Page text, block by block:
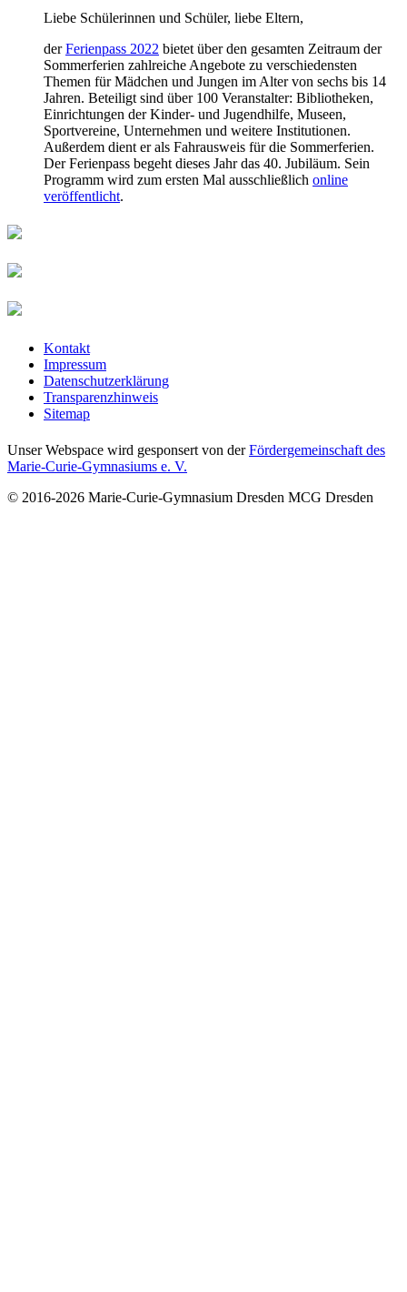
Liebe Schülerinnen und Schüler, liebe Eltern,
derFerienpass 2022 bietet über den gesamten Zeitraum der
Sommerferien zahlreiche Angebote zu verschiedensten
Themen für Mädchen und Jungen im Alter von sechs bis 14
Jahren. Beteiligt sind über 100 Veranstalter: Bibliotheken,
Einrichtungen der Kinder- und Jugendhilfe, Museen,
Sportvereine, Unternehmen und weitere Institutionen.
Außerdem dient er als Fahrausweis für die Sommerferien.
Der Ferienpass begeht dieses Jahr das 40. Jubiläum. Sein
Programm wird zum ersten Mal ausschließlich online
veröffentlicht.
Kontakt
Impressum
Datenschutzerklärung
Transparenzhinweis
Sitemap
Unser Webspace wird gesponsert von derFördergemeinschaft des
Marie-Curie-Gymnasiums e. V.
© 2016-2026 Marie-Curie-Gymnasium Dresden MCG Dresden